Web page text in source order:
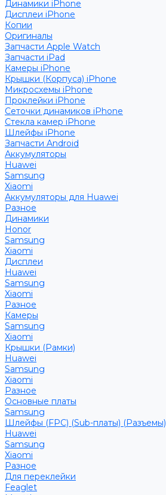
Динамики iPhone
Дисплеи iPhone
Копии
Оригиналы
Запчасти Apple Watch
Запчасти iPad
Камеры iPhone
Крышки (Корпуса) iPhone
Микросхемы iPhone
Проклейки iPhone
Сеточки динамиков iPhone
Стекла камер iPhone
Шлейфы iPhone
Запчасти Android
Аккумуляторы
Huawei
Samsung
Xiaomi
Аккумуляторы для Huawei
Разное
Динамики
Honor
Samsung
Xiaomi
Дисплеи
Huawei
Samsung
Xiaomi
Разное
Камеры
Samsung
Xiaomi
Крышки (Рамки)
Huawei
Samsung
Xiaomi
Разное
Основные платы
Samsung
Шлейфы (FPC) (Sub-платы) (Разъемы)
Huawei
Samsung
Xiaomi
Разное
Для переклейки
Feaglet